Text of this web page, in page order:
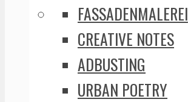
FASSADENMALEREI
CREATIVE NOTES
ADBUSTING
URBAN POETRY